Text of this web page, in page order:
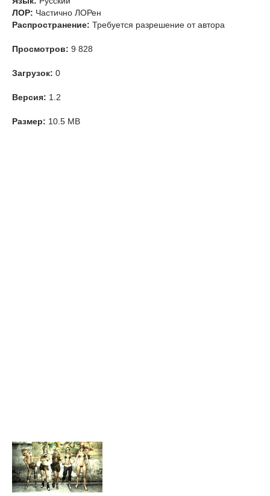
ЛОР: Частично ЛОРен
Распространение: Требуется разрешение от автора
Просмотров: 9 828
Загрузок: 0
Версия: 1.2
Размер: 10.5 MB